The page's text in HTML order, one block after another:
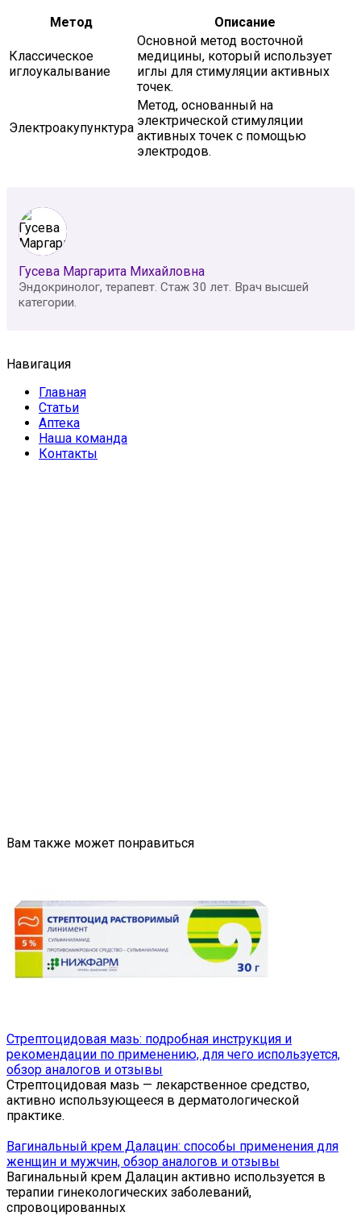
Метод
Описание
Классическое
иглоукалывание
Основной метод восточной
медицины, который использует
иглы для стимуляции активных
точек.
Электроакупунктура
Метод, основанный на
электрической стимуляции
активных точек с помощью
электродов.
Гусева Маргарита Михайловна
Эндокринолог, терапевт. Стаж 30 лет. Врач высшей
категории.
Навигация
Главная
Статьи
Аптека
Наша команда
Контакты
Вам также может понравиться
Стрептоцидовая мазь: подробная инструкция и
рекомендации по применению, для чего используется,
обзор аналогов и отзывы
Стрептоцидовая мазь — лекарственное средство,
активно использующееся в дерматологической
практике.
Вагинальный крем Далацин: способы применения для
женщин и мужчин, обзор аналогов и отзывы
Вагинальный крем Далацин активно используется в
терапии гинекологических заболеваний,
спровоцированных